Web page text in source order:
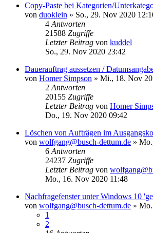
Copy-Paste bei Kategorien/
von duoklein » So., 29. Nov 2020
4 Antworten
21588 Zugriffe
Letzter Beitrag von kuddel
So., 29. Nov 2020 23:42
Dauerauftrag aussetzen /
von Homer Simpson » Mi., 18. Nov
2 Antworten
20155 Zugriffe
Letzter Beitrag von Homer
Do., 19. Nov 2020 09:42
Löschen von Aufträgen im
von wolfgang@busch-dettum.de »
6 Antworten
24237 Zugriffe
Letzter Beitrag von
Mo., 16. Nov 2020 11:48
Nachfragefenster unter Windows 10
von wolfgang@busch-dettum.de »
1
2